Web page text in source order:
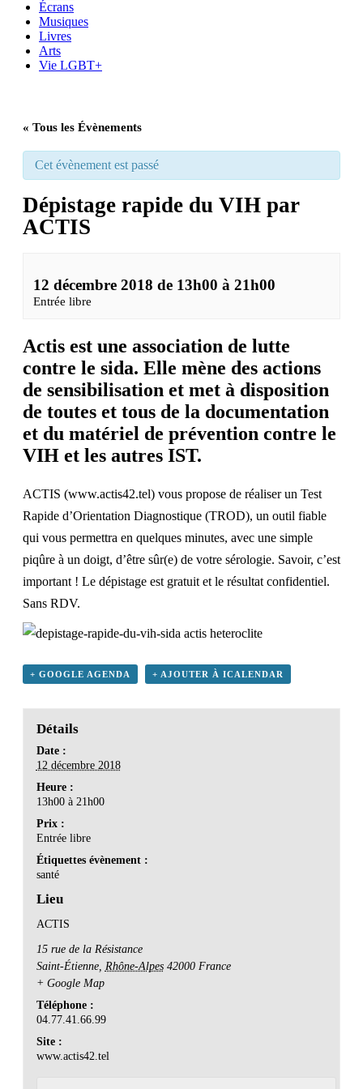
Écrans
Musiques
Livres
Arts
Vie LGBT+
« Tous les Évènements
Cet évènement est passé
Dépistage rapide du VIH par
ACTIS
12 décembre 2018 de 13h00 à 21h00
Entrée libre
Actis est une association de lutte
contre le sida. Elle mène des actions
de sensibilisation et met à disposition
de toutes et tous de la documentation
et du matériel de prévention contre le
VIH et les autres IST.
ACTIS (www.actis42.tel) vous propose de réaliser un Test
Rapide d’Orientation Diagnostique (TROD), un outil fiable
qui vous permettra en quelques minutes, avec une simple
piqûre à un doigt, d’être sûr(e) de votre sérologie. Savoir, c’est
important ! Le dépistage est gratuit et le résultat confidentiel.
Sans RDV.
+ GOOGLE AGENDA + AJOUTER À ICALENDAR
Détails
Date :
12 décembre 2018
Heure :
13h00 à 21h00
Prix :
Entrée libre
Étiquettes évènement :
santé
Lieu
ACTIS
15 rue de la Résistance
Saint-Étienne, Rhône-Alpes 42000 France
+ Google Map
Téléphone :
04.77.41.66.99
Site :
www.actis42.tel